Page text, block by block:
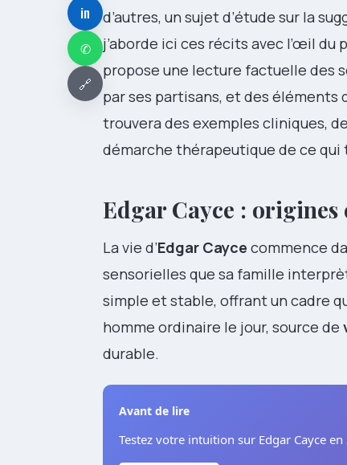
in
✆
🔗
d’autres, un sujet d’étude sur la
j’aborde ici ces récits avec l’œil
propose une lecture factuelle des
par ses partisans, et des
trouvera des exemples cliniques,
démarche thérapeutique de ce
Edgar Cayce : origines
La vie d’Edgar Cayce commence
sensorielles que sa famille
simple et stable, offrant un cadre
homme ordinaire le jour, source de
durable.
Avant de lire
Testez votre intuition sur Edgar Cayce